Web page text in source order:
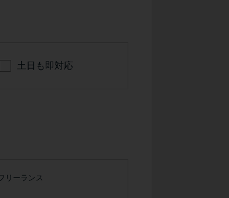
カードローンを選ぶべき4つの理由
ム
土日も即対応
リーランス